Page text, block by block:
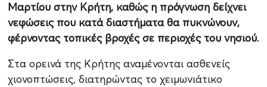
Μαρτίου στην Κρήτη, καθώς η πρόγνωση δείχνει
νεφώσεις που κατά διαστήματα θα πυκνώνουν,
φέρνοντας τοπικές βροχές σε περιοχές του νησιού.
Στα ορεινά της Κρήτης αναμένονται ασθενείς
χιονοπτώσεις, διατηρώντας το χειμωνιάτικο